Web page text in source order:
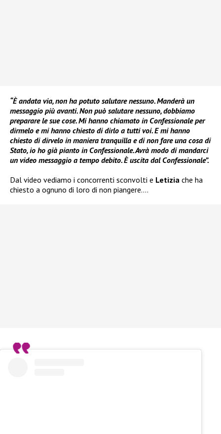
“È andata via, non ha potuto salutare nessuno. Manderà un
messaggio più avanti. Non può salutare nessuno, dobbiamo
preparare le sue cose. Mi hanno chiamato in Confessionale per
dirmelo e mi hanno chiesto di dirlo a tutti voi. E mi hanno
chiesto di dirvelo in maniera tranquilla e di non fare una cosa di
Stato, io ho già pianto in Confessionale. Avrà modo di mandarci
un video messaggio a tempo debito. È uscita dal Confessionale”.
Dal video vediamo i concorrenti sconvolti e Letizia che ha
chiesto a ognuno di loro di non piangere….